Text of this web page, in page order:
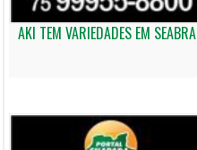
AKI TEM VARIEDADES EM SEABRA